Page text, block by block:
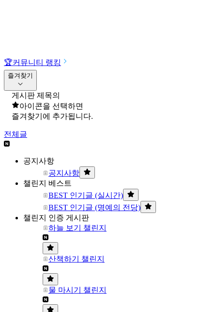
🏆커뮤니티 랭킹
즐겨찾기
게시판 제목의
아이콘을 선택하면
즐겨찾기에 추가됩니다.
전체글
공지사항
공지사항
챌린지 베스트
BEST 인기글 (실시간)
BEST 인기글 (명예의 전당)
챌린지 인증 게시판
하늘 보기 챌린지
산책하기 챌린지
물 마시기 챌린지